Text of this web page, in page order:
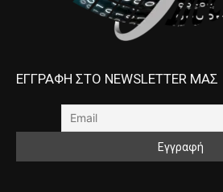
ΕΓΓΡΑΦΗ ΣΤΟ NEWSLETTER ΜΑΣ